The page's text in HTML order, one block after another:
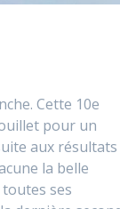
Cette 10e
pour un
aux résultats
la belle
ses